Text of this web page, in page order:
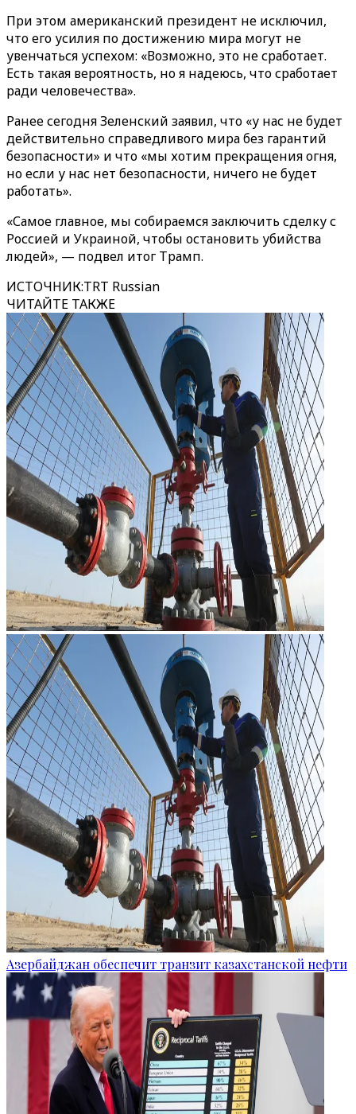
При этом американский президент не исключил,
что его усилия по достижению мира могут не
увенчаться успехом: «Возможно, это не сработает.
Есть такая вероятность, но я надеюсь, что сработает
ради человечества».
Ранее сегодня Зеленский заявил, что «у нас не будет
действительно справедливого мира без гарантий
безопасности» и что «мы хотим прекращения огня,
но если у нас нет безопасности, ничего не будет
работать».
«Самое главное, мы собираемся заключить сделку с
Россией и Украиной, чтобы остановить убийства
людей», — подвел итог Трамп.
ИСТОЧНИК:TRT Russian
ЧИТАЙТЕ ТАКЖЕ
Азербайджан обеспечит транзит казахстанской нефти